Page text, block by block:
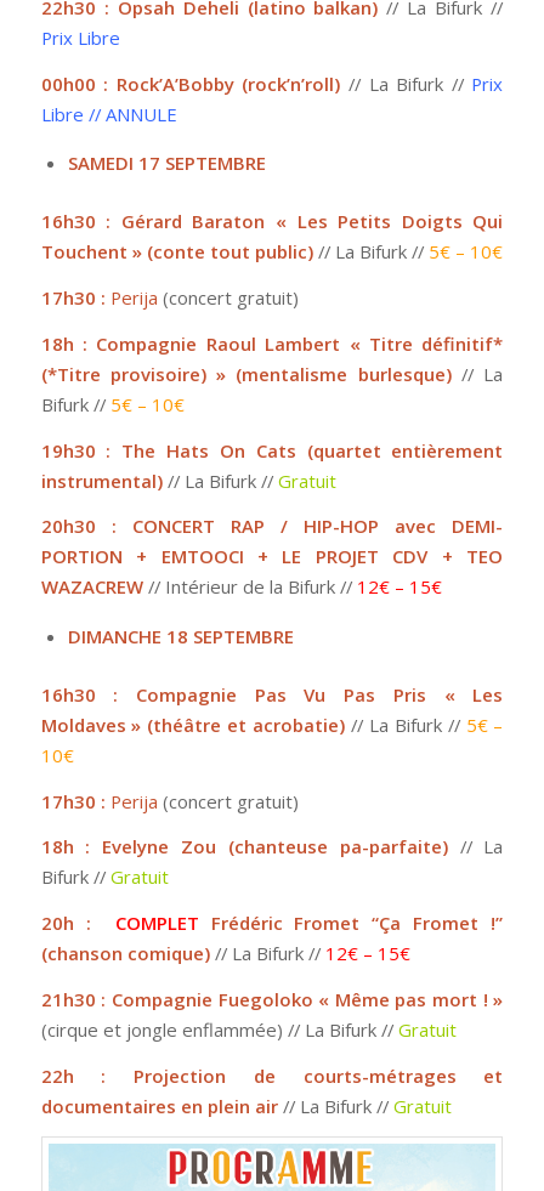
22h30 : Opsah Deheli (latino balkan) // La Bifurk //
Prix Libre
00h00 : Rock’A’Bobby (rock’n’roll) // La Bifurk // Prix
Libre // ANNULE
SAMEDI 17 SEPTEMBRE
16h30 : Gérard Baraton « Les Petits Doigts Qui
Touchent » (conte tout public)// La Bifurk // 5€ – 10€
17h30 : Perija (concert gratuit)
18h : Compagnie Raoul Lambert « Titre définitif*
(*Titre provisoire) » (mentalisme burlesque)// La
Bifurk // 5€ – 10€
19h30 : The Hats On Cats (quartet entièrement
instrumental) // La Bifurk // Gratuit
20h30 : CONCERT RAP / HIP-HOP avec DEMI-
PORTION + EMTOOCI + LE PROJET CDV + TEO
WAZACREW// Intérieur de la Bifurk // 12€ – 15€
DIMANCHE 18 SEPTEMBRE
16h30 : Compagnie Pas Vu Pas Pris « Les
Moldaves » (théâtre et acrobatie) // La Bifurk // 5€ –
10€
17h30 : Perija (concert gratuit)
18h : Evelyne Zou (chanteuse pa-parfaite)// La
Bifurk // Gratuit
20h : COMPLET Frédéric Fromet “Ça Fromet !”
(chanson comique)// La Bifurk // 12€ – 15€
21h30 : Compagnie Fuegoloko « Même pas mort ! »
(cirque et jongle enflammée) // La Bifurk // Gratuit
22h : Projection de courts-métrages et
documentaires en plein air// La Bifurk // Gratuit